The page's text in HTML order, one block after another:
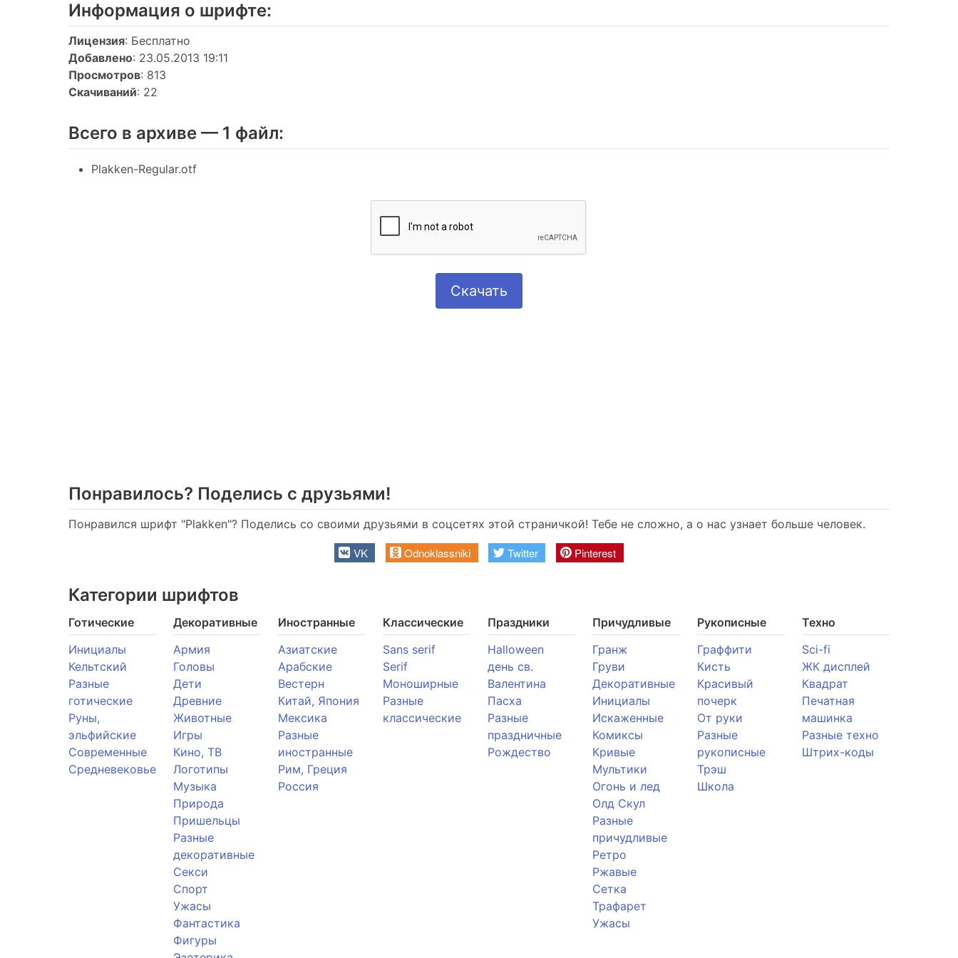
Информация о шрифтe:
Лицензия: Бесплатно
Добавлено: 23.05.2013 19:11
Просмотров: 813
Скачиваний: 22
Всего в архиве — 1 файл:
Plakken-Regular.otf
Скачать
Понравилось? Поделись с друзьями!
Понравился шрифт "Plakken"? Поделись со своими друзьями в соцсетях этой страничкой! Тебе не сложно, а о нас узнает больше человек.
VK Odnoklassniki Twitter Pinterest
Категории шрифтов
Готические
Инициалы
Кельтский
Разные
готические
Руны,
эльфийские
Современные
Средневековье
Декоративные
Армия
Головы
Дети
Древние
Животные
Игры
Кино, ТВ
Логотипы
Музыка
Природа
Пришельцы
Разные
декоративные
Секси
Спорт
Ужасы
Фантастика
Фигуры
Иностранные
Азиатские
Арабские
Вестерн
Китай, Япония
Мексика
Разные
иностранные
Рим, Греция
Россия
Классические
Sans serif
Serif
Моноширные
Разные
классические
Праздники
Halloween
день св.
Валентина
Пасха
Разные
праздничные
Рождество
Причудливые
Гранж
Груви
Декоративные
Инициалы
Искаженные
Комиксы
Кривые
Мультики
Огонь и лед
Олд Скул
Разные
причудливые
Ретро
Ржавые
Сетка
Трафарет
Ужасы
Рукописные
Граффити
Кисть
Красивый
почерк
От руки
Разные
рукописные
Трэш
Школа
Техно
Sci-fi
ЖК дисплей
Квадрат
Печатная
машинка
Разные техно
Штрих-коды